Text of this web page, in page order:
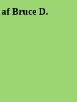
Bruce D.